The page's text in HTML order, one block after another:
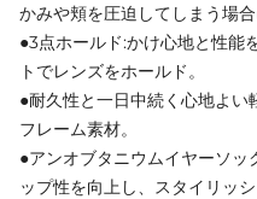
かみや頬を圧迫してしまう場合
●3点ホールド:かけ心地と性能
トでレンズをホールド。
●耐久性と一日中続く心地よ
フレーム素材。
●アンオブタニウムイヤーソッ
ップ性を向上し、スタイリッ